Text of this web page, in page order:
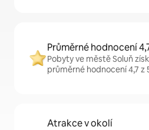
Průměrné hodnocení
Pobyty ve městě Soluň
průměrné hodnocení 4,7 z
Atrakce v okolí